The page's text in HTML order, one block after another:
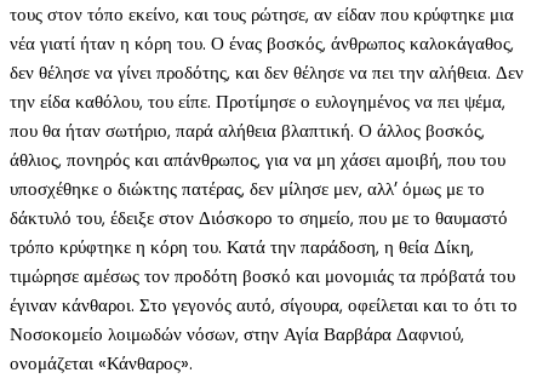
τους στον τόπο εκείνο, και τους ρώτησε, αν είδαν που κρύφτηκε μια
νέα γιατί ήταν η κόρη του. Ο ένας βοσκός, άνθρωπος καλοκάγαθος,
δεν θέλησε να γίνει προδότης, και δεν θέλησε να πει την αλήθεια. Δεν
την είδα καθόλου, του είπε. Προτίμησε ο ευλογημένος να πει ψέμα,
που θα ήταν σωτήριο, παρά αλήθεια βλαπτική. Ο άλλος βοσκός,
άθλιος, πονηρός και απάνθρωπος, για να μη χάσει αμοιβή, που του
υποσχέθηκε ο διώκτης πατέρας, δεν μίλησε μεν, αλλ’ όμως με το
δάκτυλό του, έδειξε στον Διόσκορο το σημείο, που με το θαυμαστό
τρόπο κρύφτηκε η κόρη του. Κατά την παράδοση, η θεία Δίκη,
τιμώρησε αμέσως τον προδότη βοσκό και μονομιάς τα πρόβατά του
έγιναν κάνθαροι. Στο γεγονός αυτό, σίγουρα, οφείλεται και το ότι το
Νοσοκομείο λοιμωδών νόσων, στην Αγία Βαρβάρα Δαφνιού,
ονομάζεται «Κάνθαρος».